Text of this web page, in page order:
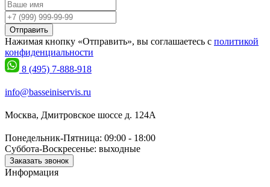
Отправить
Нажимая кнопку «Отправить», вы соглашаетесь с политикой
конфиденциальности
8 (495) 7-888-918
info@basseiniservis.ru
Москва, Дмитровское шоссе д. 124А
Понедельник-Пятница: 09:00 - 18:00
Суббота-Воскресенье: выходные
Заказать звонок
Информация